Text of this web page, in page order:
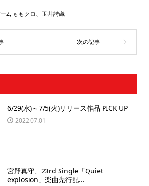
Z, ももクロ、玉井詩織
6/29(水)～7/5(火)リリース作品 PICK UP
2022.07.01
宮野真守、23rd Single「Quiet
explosion」楽曲先行配...